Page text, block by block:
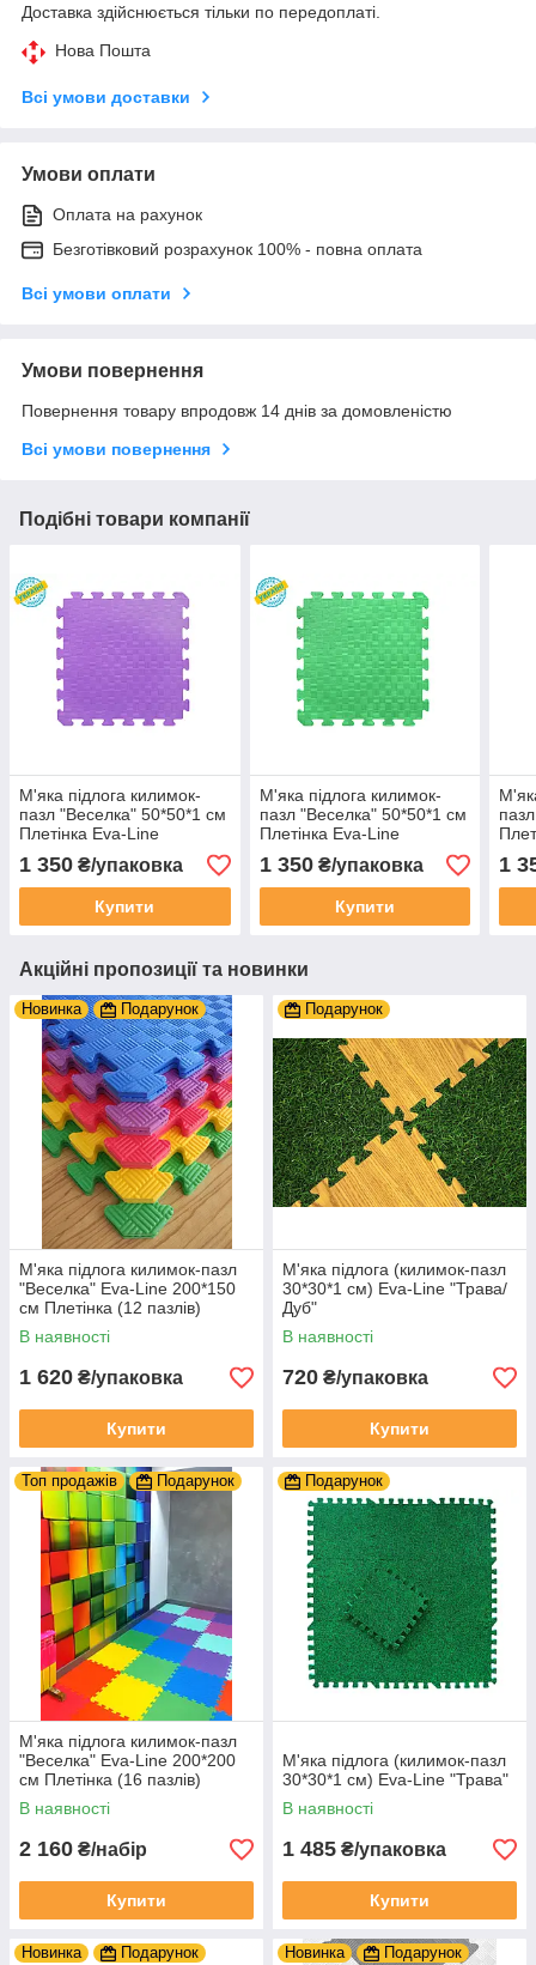
Доставка здійснюється тільки по передоплаті.
Нова Пошта
Всі умови доставки
Умови оплати
Оплата на рахунок
Безготівковий розрахунок 100% - повна оплата
Всі умови оплати
Умови повернення
Повернення товару впродовж 14 днів за домовленістю
Всі умови повернення
Подібні товари компанії
М'яка підлога килимок-
пазл "Веселка" 50*50*1 см
Плетінка Eva-Line
Фіолетовий
1 350 ₴/упаковка
Купити
М'яка підлога килимок-
пазл "Веселка" 50*50*1 см
Плетінка Eva-Line
Зелений
1 350₴/упаковка
Купити
1
Акційні пропозиції та новинки
Новинка Подарунок
М'яка підлога килимок-пазл
"Веселка" Eva-Line 200*150
см Плетінка (12 пазлів)
В наявності
1 620 ₴/упаковка
Купити
Подарунок
М'яка підлога (килимок-пазл
30*30*1 см) Eva-Line "Трава/
Дуб"
В наявності
720 ₴/упаковка
Купити
Топ продажів Подарунок
М'яка підлога килимок-пазл
"Веселка" Eva-Line 200*200
см Плетінка (16 пазлів)
В наявності
2 160 ₴/набір
Купити
Подарунок
М'яка підлога (килимок-пазл
30*30*1 см) Eva-Line "Трава"
В наявності
1 485 ₴/упаковка
Купити
Новинка Подарунок Новинка Подарунок